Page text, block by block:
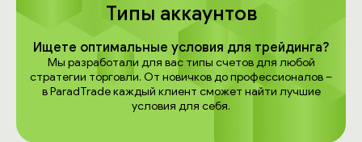
Типы аккаунтов
Ищете оптимальные условия для трейдинга?
Мы разработали для вас типы счетов для любой
стратегии торговли. От новичков до профессионалов –
в ParadTrade каждый клиент сможет найти лучшие
условия для себя.